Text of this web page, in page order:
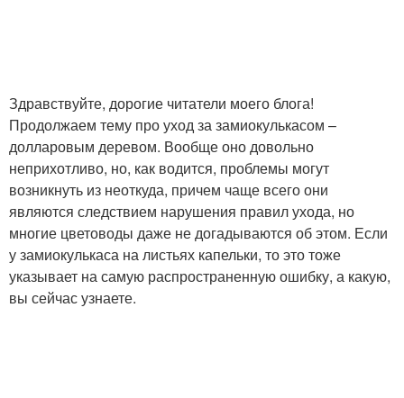
Здравствуйте, дорогие читатели моего блога!
Продолжаем тему про уход за замиокулькасом –
долларовым деревом. Вообще оно довольно
неприхотливо, но, как водится, проблемы могут
возникнуть из неоткуда, причем чаще всего они
являются следствием нарушения правил ухода, но
многие цветоводы даже не догадываются об этом. Если
у замиокулькаса на листьях капельки, то это тоже
указывает на самую распространенную ошибку, а какую,
вы сейчас узнаете.